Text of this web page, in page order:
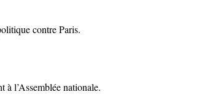
contre Paris.
à l’Assemblée nationale.